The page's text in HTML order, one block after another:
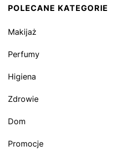
POLECANE KATEGORIE
Makijaż
Perfumy
Higiena
Zdrowie
Dom
Promocje